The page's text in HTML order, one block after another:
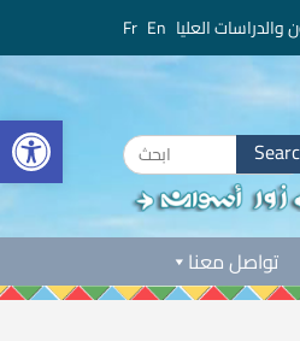
والدراسات العليا
تواصل معنا